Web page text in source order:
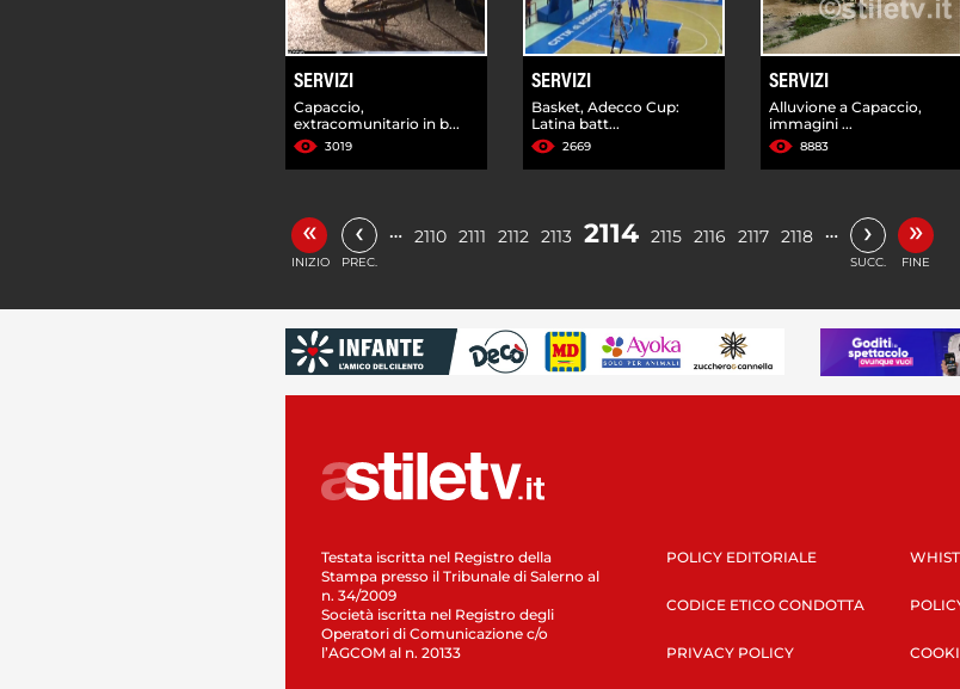
SERVIZI
Capaccio,
extracomunitario in b...
3019
SERVIZI
Basket, Adecco Cup:
Latina batt...
2669
SERVIZI
Alluvione a Capaccio,
immagini ...
8883
«
INIZIO
‹
PREC.
… 2110 2111 2112 2113 2114 2115 2116 2117 2118 … ›
SUCC.
»
FINE
Testata iscritta nel Registro della
Stampa presso il Tribunale di Salerno al
n. 34/2009
Società iscritta nel Registro degli
Operatori di Comunicazione c/o
l’AGCOM al n. 20133
POLICY EDITORIALE
CODICE ETICO CONDOTTA
PRIVACY POLICY